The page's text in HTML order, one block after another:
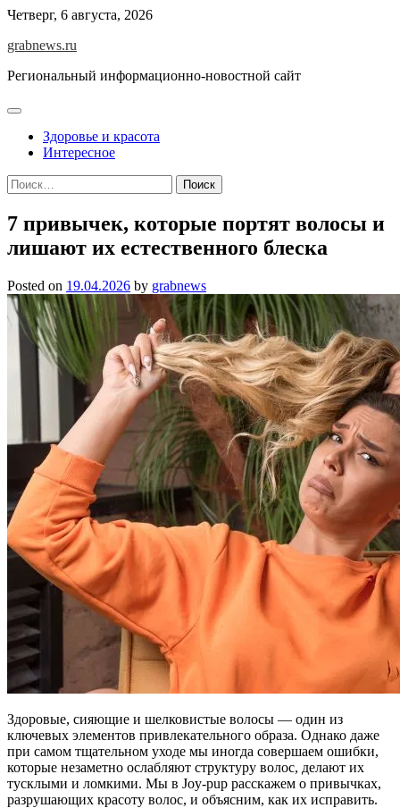
Skip
content
Четверг, 6 августа, 2026
grabnews.ru
Региональный информационно-новостной сайт
Здоровье и красота
Интересное
Найти:
7 привычек, которые портят волосы и
лишают их естественного блеска
Posted on 19.04.2026 by grabnews
Здоровые, сияющие и шелковистые волосы — один из
ключевых элементов привлекательного образа. Однако даже
при самом тщательном уходе мы иногда совершаем ошибки,
которые незаметно ослабляют структуру волос, делают их
тусклыми и ломкими. Мы в Joy-pup расскажем о привычках,
разрушающих красоту волос, и объясним, как их исправить.